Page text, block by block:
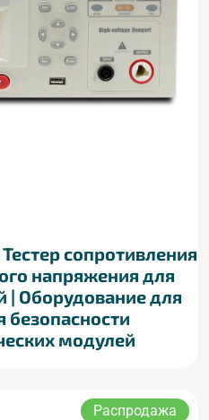
сопротивления
напряжения для
| Оборудование для
безопасности
модулей
Распродажа